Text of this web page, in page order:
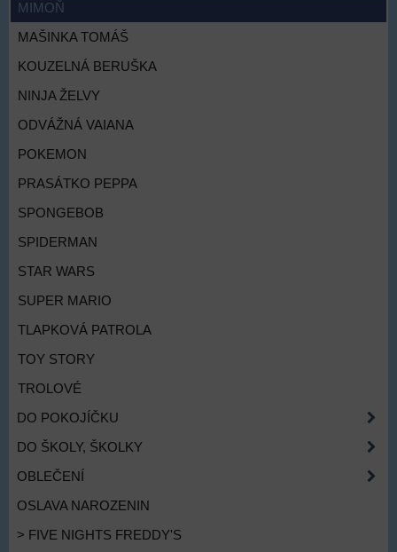
MIMOŇ
MAŠINKA TOMÁŠ
KOUZELNÁ BERUŠKA
NINJA ŽELVY
ODVÁŽNÁ VAIANA
POKEMON
PRASÁTKO PEPPA
SPONGEBOB
SPIDERMAN
STAR WARS
SUPER MARIO
TLAPKOVÁ PATROLA
TOY STORY
TROLOVÉ
DO POKOJÍČKU
DO ŠKOLY, ŠKOLKY
OBLEČENÍ
OSLAVA NAROZENIN
> FIVE NIGHTS FREDDY'S